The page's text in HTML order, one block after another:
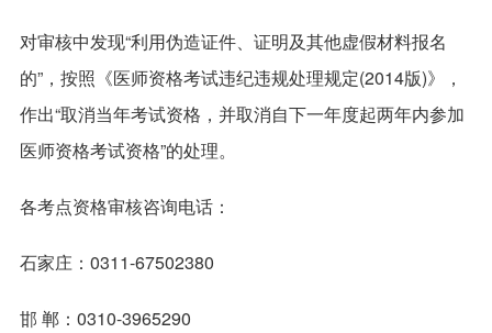
对审核中发现“利用伪造证件、证明及其他虚假材料报名
的”，按照《医师资格考试违纪违规处理规定(2014版)》，
作出“取消当年考试资格，并取消自下一年度起两年内参加
医师资格考试资格”的处理。
各考点资格审核咨询电话：
石家庄：0311-67502380
邯 郸：0310-3965290